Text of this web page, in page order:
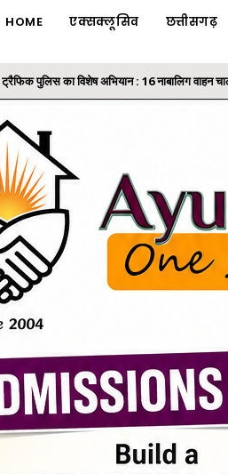
HOME एक्सक्लूसिव छत्तीसगढ़
ट्रैफिक पुलिस का विशेष अभियान : 16 नाबालिग वाहन
रायगढ़ में 32 लाख की ट्रांसपोर्ट कंपनी धोखाधड़ी का
समाज के अंतिम व्यक्ति तक पहुंचे शासन की योजनाओं का
राज्यपाल ने ‘एक पेड़ मां के नाम’ अभियान के तहत
मैकेनाइज्ड इन्फैंट्री रेजिमेंट का मिशन निरंतर मिलाप